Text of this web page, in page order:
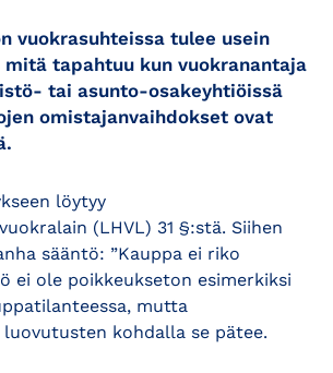
vuokrasuhteissa tulee usein
tapahtuu kun vuokranantaja
tai asunto-osakeyhtiöissä
omistajanvaihdokset ovat
löytyy
(LHVL) 31 §:stä. Siihen
sääntö: ”Kauppa ei riko
ei ole poikkeukseton esimerkiksi
mutta
kohdalla se pätee.